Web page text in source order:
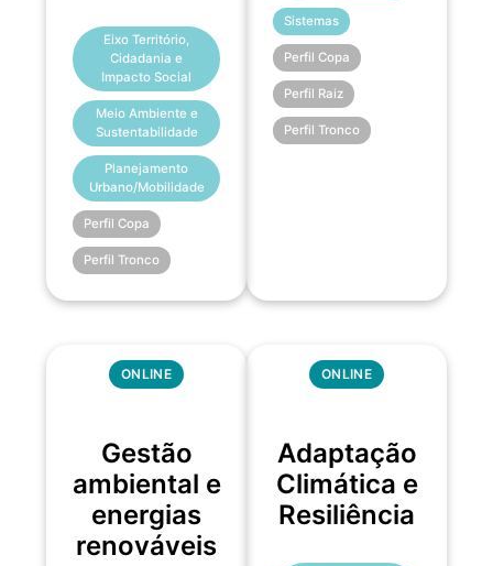
Eixo Território,
Cidadania e
Impacto Social
Meio Ambiente e
Sustentabilidade
Planejamento
Urbano/Mobilidade
Perfil Copa
Perfil Tronco
Sistemas
Perfil Copa
Perfil Raiz
Perfil Tronco
ONLINE
Gestão
ambiental e
energias
renováveis
ONLINE
Adaptação
Climática e
Resiliência